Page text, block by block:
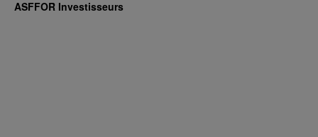
ASFFOR Investisseurs